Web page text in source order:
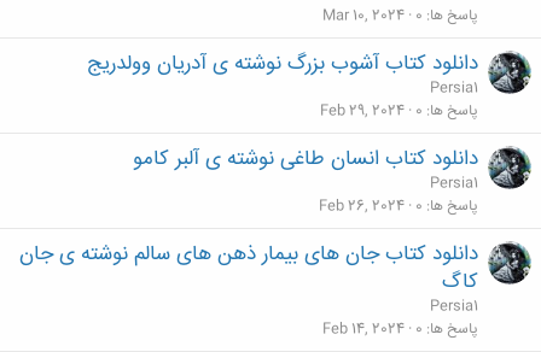
پاسخ ها 0
Mar 10, 2024
دانلود کتاب آشوب بزرگ نوشته ی آدریان وولدریج
Persia1
پاسخ ها 0
Feb 29, 2024
دانلود کتاب انسان طاغی نوشته ی آلبر کامو
Persia1
پاسخ ها 0
Feb 26, 2024
دانلود کتاب جان های بیمار ذهن های سالم نوشته ی جان
کاگ
Persia1
پاسخ ها 0
Feb 14, 2024